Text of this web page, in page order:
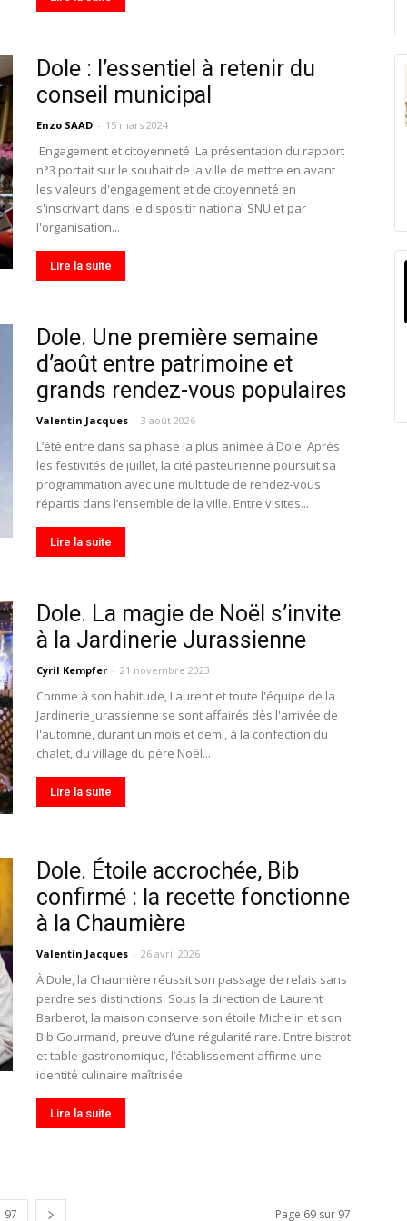
Dole : l’essentiel à retenir du
conseil municipal
Enzo SAAD - 15 mars 2024
Engagement et citoyenneté La présentation du rapport
n°3 portait sur le souhait de la ville de mettre en avant
les valeurs d'engagement et de citoyenneté en
s'inscrivant dans le dispositif national SNU et par
l'organisation...
Lire la suite
Dole. Une première semaine
d’août entre patrimoine et
grands rendez-vous populaires
Valentin Jacques - 3 août 2026
L’été entre dans sa phase la plus animée à Dole. Après
les festivités de juillet, la cité pasteurienne poursuit sa
programmation avec une multitude de rendez-vous
répartis dans l’ensemble de la ville. Entre visites...
Lire la suite
Dole. La magie de Noël s’invite
à la Jardinerie Jurassienne
Cyril Kempfer - 21 novembre 2023
Comme à son habitude, Laurent et toute l'équipe de la
Jardinerie Jurassienne se sont affairés dès l'arrivée de
l'automne, durant un mois et demi, à la confection du
chalet, du village du père Noël...
Lire la suite
Dole. Étoile accrochée, Bib
confirmé : la recette fonctionne
à la Chaumière
Valentin Jacques - 26 avril 2026
À Dole, la Chaumière réussit son passage de relais sans
perdre ses distinctions. Sous la direction de Laurent
Barberot, la maison conserve son étoile Michelin et son
Bib Gourmand, preuve d’une régularité rare. Entre bistrot
et table gastronomique, l’établissement affirme une
identité culinaire maîtrisée.
Lire la suite
97 Page 69 sur 97